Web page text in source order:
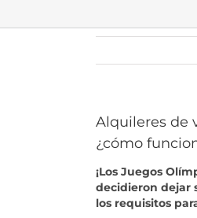
Alquileres de
¿cómo
¡Los Juegos
decidieron dejar
los requisitos